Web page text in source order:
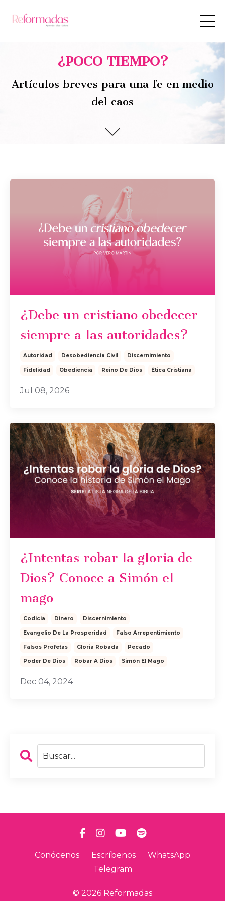
¿POCO TIEMPO?
Artículos breves para una fe en medio
del caos
¿Debe un cristiano obedecer
siempre a las autoridades?
Autoridad Desobediencia Civil Discernimiento
Fidelidad Obediencia Reino De Dios Ética Cristiana
Jul 08, 2026
¿Intentas robar la gloria de
Dios? Conoce a Simón el
mago
Codicia Dinero Discernimiento
Evangelio De La Prosperidad Falso Arrepentimiento
Falsos Profetas Gloria Robada Pecado
Poder De Dios Robar A Dios Simón El Mago
Dec 04, 2024
Conócenos Escríbenos
WhatsApp
Telegram
© 2026 Reformadas